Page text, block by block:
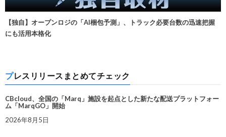
【独自】オープンロジの「AI梱包予測」、トラック必要台数の迅速把握
にも活用本格化
プレスリリースまとめてチェック
CBcloud、全国の「Marq」施設を起点とした新たな配送プラットフォー
ム「MarqGO」開始
2026年8月5日